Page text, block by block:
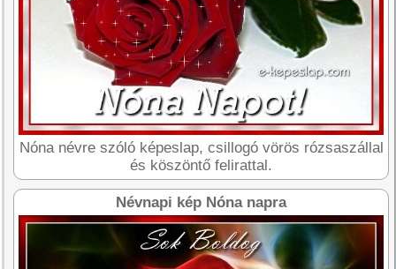
Nóna névre szóló képeslap, csillogó vörös rózsaszállal
és köszöntő felirattal.
Névnapi kép Nóna napra